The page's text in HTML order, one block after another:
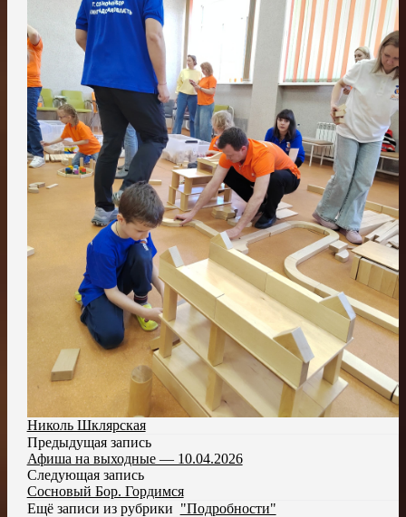
Николь Шклярская
Предыдущая запись
Афиша на выходные — 10.04.2026
Следующая запись
Сосновый Бор. Гордимся
Ещё записи из рубрики "Подробности"